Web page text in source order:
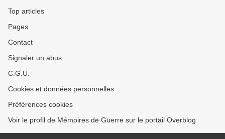
Top articles
Pages
Contact
Signaler un abus
C.G.U.
Cookies et données personnelles
Préférences cookies
Voir le profil de Mémoires de Guerre sur le portail Overblog